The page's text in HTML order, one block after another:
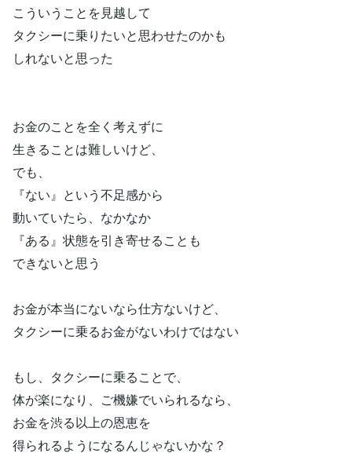
こういうことを見越して
タクシーに乗りたいと思わせたのかも
しれないと思った
お金のことを全く考えずに
生きることは難しいけど、
でも、
『ない』という不足感から
動いていたら、なかなか
『ある』状態を引き寄せることも
できないと思う
お金が本当にないなら仕方ないけど、
タクシーに乗るお金がないわけではない
もし、タクシーに乗ることで、
体が楽になり、ご機嫌でいられるなら、
お金を渋る以上の恩恵を
得られるようになるんじゃないかな？